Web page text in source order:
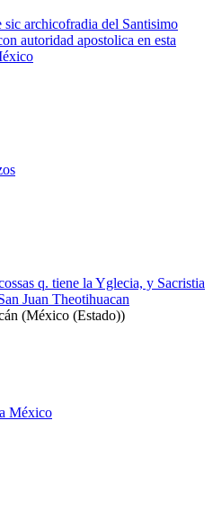
archicofradia del Santisimo
autoridad apostolica en esta
q. tiene la Yglecia, y Sacristia
Juan Theotihuacan
(México (Estado))
México